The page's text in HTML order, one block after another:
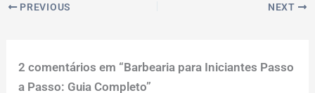
PREVIOUS NEXT
2 comentários em “Barbearia para Iniciantes Passo
a Passo: Guia Completo”